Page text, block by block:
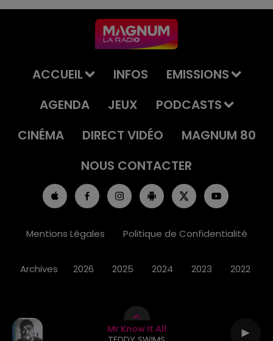
Mr Know It All
ACCUEIL INFOS
EMISSIONS
AGENDA
JEUX
PODCASTS
CINÉMA
DIRECT VIDÉO
MAGNUM 80
NOUS CONTACTER
Mentions Légales Politique de Confidentialité
Archives 2026 2025 2024 2023 2022